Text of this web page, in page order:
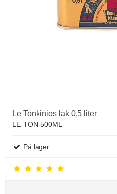
Le Tonkinios lak 0,5 liter
LE-TON-500ML
På lager